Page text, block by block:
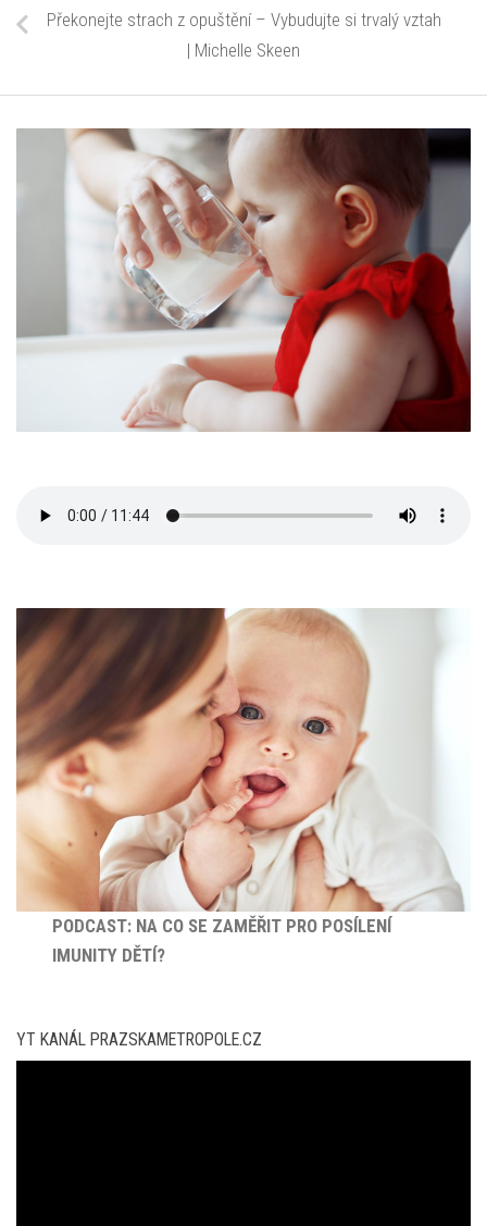
Překonejte strach z opuštění – Vybudujte si trvalý vztah
| Michelle Skeen
PODCAST: NA CO SE ZAMĚŘIT PRO POSÍLENÍ
IMUNITY DĚTÍ?
YT KANÁL PRAZSKAMETROPOLE.CZ